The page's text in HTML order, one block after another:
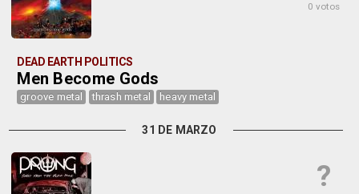
0 votos
DEAD EARTH POLITICS
Men Become Gods
groove metal thrash metal heavy metal
31 DE MARZO
?